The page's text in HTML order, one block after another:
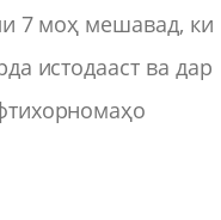
7 моҳ мешавад, ки
истодааст ва дар